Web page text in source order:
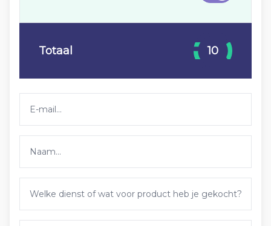
Totaal 10